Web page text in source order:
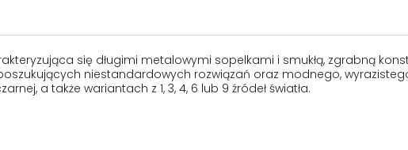
się długimi metalowymi sopelkami i smukłą, zgrabną
niestandardowych rozwiązań oraz modnego,
a także wariantach z 1, 3, 4, 6 lub 9 źródeł światła.